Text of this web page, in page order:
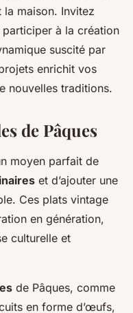
maison. Invitez
à la création
suscité par
enrichit vos
nouvelles traditions.
de Pâques
moyen parfait de
et d’ajouter une
Ces plats vintage
en génération,
culturelle et
de Pâques, comme
en forme d’œufs,